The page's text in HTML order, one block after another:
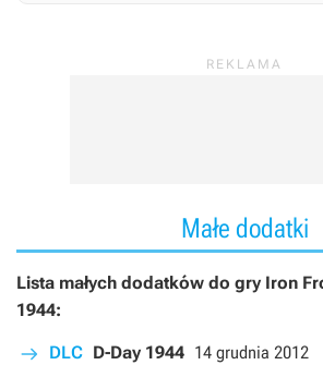
Małe dodatki
Lista małych dodatków do gry Iron
1944:
DLC D-Day 1944 14 grudnia 2012